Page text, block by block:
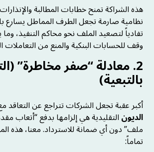
هذه الشراكة تمنح خطابات المطالبة
نظامية صارمة تجعل الطرف المماطل يسارع
تفادياً لتصعيد الملف نحو محاكم التنفيذ،
وقف للحسابات البنكية والمنع من التعاملات
2. معادلة “صفر مخاطرة”
بالتبعية)
أكبر عقبة تجعل الشركات تتراجع عن التعاقد
الديونالتقليدية هي إلزامها بدفع “أتعاب
ملف” دون أي ضمانة للاسترداد. معنا، هذه
تماماً: